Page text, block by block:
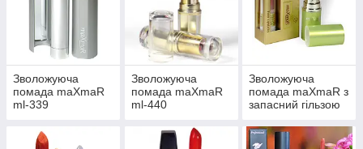
Зволожуюча
помада maXmaR
ml-339
Зволожуюча
помада maXmaR
ml-440
Зволожуюча
помада maXmaR з
запасний гільзою
387